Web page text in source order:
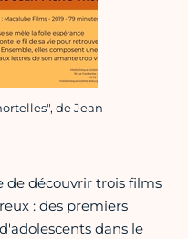
de Jean-
de découvrir trois films
: des premiers
dans le